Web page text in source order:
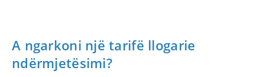
A ngarkoni një tarifë llogarie
ndërmjetësimi?